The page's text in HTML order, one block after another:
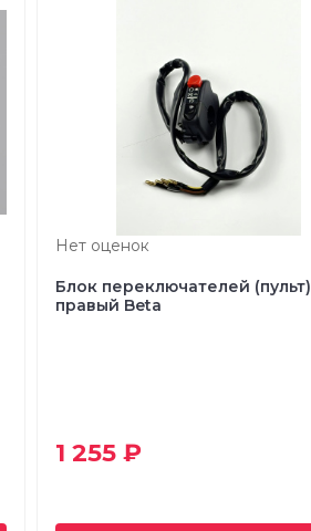
Нет оценок
Блок переключателей (пульт)
правый Beta
1 255 ₽